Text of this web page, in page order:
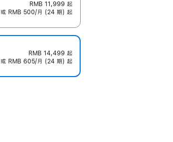
RMB 11,999 起
或 RMB 500/月 (24 期) 起
RMB 14,499 起
或 RMB 605/月 (24 期) 起